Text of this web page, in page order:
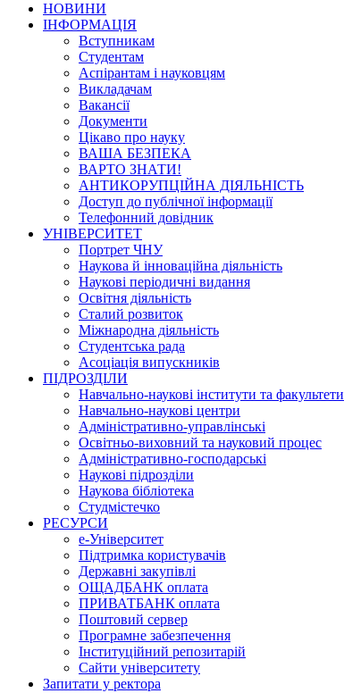
НОВИНИ
ІНФОРМАЦІЯ
Вступникам
Студентам
Аспірантам і науковцям
Викладачам
Вакансії
Документи
Цікаво про науку
ВАША БЕЗПЕКА
ВАРТО ЗНАТИ!
АНТИКОРУПЦІЙНА ДІЯЛЬНІСТЬ
Доступ до публічної інформації
Телефонний довідник
УНІВЕРСИТЕТ
Портрет ЧНУ
Наукова й інноваційна діяльність
Наукові періодичні видання
Освітня діяльність
Сталий розвиток
Міжнародна діяльність
Студентська рада
Асоціація випускників
ПІДРОЗДІЛИ
Навчально-наукові інститути та факультети
Навчально-наукові центри
Адміністративно-управлінські
Освітньо-виховний та науковий процес
Адміністративно-господарські
Наукові підрозділи
Наукова бібліотека
Студмістечко
РЕСУРСИ
е-Університет
Підтримка користувачів
Державні закупівлі
ОЩАДБАНК оплата
ПРИВАТБАНК оплата
Поштовий сервер
Програмне забезпечення
Інституційний репозитарій
Сайти університету
Запитати у ректора